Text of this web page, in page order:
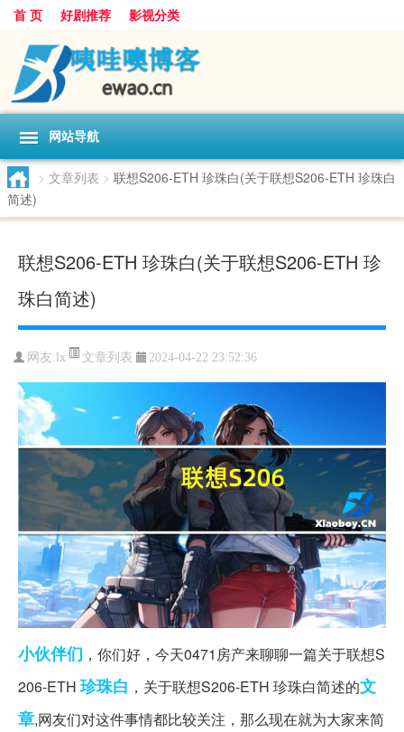
首 页 好剧推荐 影视分类
网站导航
> 文章列表 > 联想S206-ETH 珍珠白(关于联想S206-ETH 珍珠白
简述)
联想S206-ETH 珍珠白(关于联想S206-ETH 珍
珠白简述)
网友: lx 文章列表 2024-04-22 23:52:36
小伙伴们 ，你们好，今天0471房产来聊聊一篇关于联想S
206-ETH 珍珠白 ，关于联想S206-ETH 珍珠白简述的文
章,网友们对这件事情都比较关注，那么现在就为大家来简